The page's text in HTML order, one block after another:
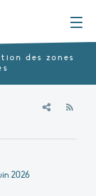
des zones
2026